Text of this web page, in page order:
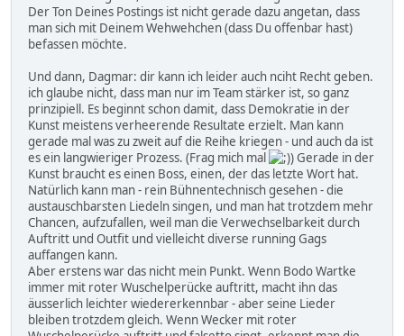
Der Ton Deines Postings ist nicht gerade dazu angetan, dass
man sich mit Deinem Wehwehchen (dass Du offenbar hast)
befassen möchte.
Und dann, Dagmar: dir kann ich leider auch nciht Recht geben.
ich glaube nicht, dass man nur im Team stärker ist, so ganz
prinzipiell. Es beginnt schon damit, dass Demokratie in der
Kunst meistens verheerende Resultate erzielt. Man kann
gerade mal was zu zweit auf die Reihe kriegen - und auch da ist
es ein langwieriger Prozess. (Frag mich mal
) Gerade in der
Kunst braucht es einen Boss, einen, der das letzte Wort hat.
Natürlich kann man - rein Bühnentechnisch gesehen - die
austauschbarsten Liedeln singen, und man hat trotzdem mehr
Chancen, aufzufallen, weil man die Verwechselbarkeit durch
Auftritt und Outfit und vielleicht diverse running Gags
auffangen kann.
Aber erstens war das nicht mein Punkt. Wenn Bodo Wartke
immer mit roter Wuschelperücke auftritt, macht ihn das
äusserlich leichter wiedererkennbar - aber seine Lieder
bleiben trotzdem gleich. Wenn Wecker mit roter